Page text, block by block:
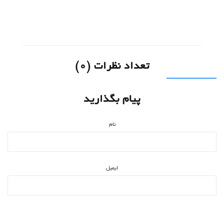
تعداد نظرات (0)
پیام بگذارید
نام
ایمیل